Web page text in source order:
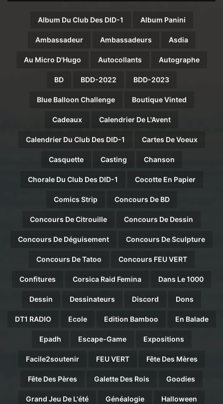
Album Du Club Des DID-1 Album Panini
Ambassadeur Ambassadeurs Asdia
Au Micro D'Hugo Autocollants Autographe
BD BDD-2022 BDD-2023
Blue Balloon Challenge Boutique Vinted
Cadeaux Calendrier De L'Avent
Calendrier Du Club Des DID-1 Cartes De Voeux
Casquette Casting Chanson
Chorale Du Club Des DID-1 Cocotte En Papier
Comics Strip Concours De BD
Concours De Citrouille Concours De Dessin
Concours De Déguisement Concours De Sculpture
Concours De Tatoo Concours FEU VERT
Confitures Corsica Raid Femina Dans Le 1000
Dessin Dessinateurs Discord Dons
DT1 RADIO Ecole Edition Bamboo En Balade
Epadh Escape-Game Expositions
Facile2soutenir FEU VERT Fête Des Mères
Fête Des Pères Galette Des Rois Goodies
Grand Jeu De L'été Généalogie Halloween